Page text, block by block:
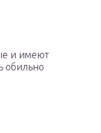
и имеют
обильно